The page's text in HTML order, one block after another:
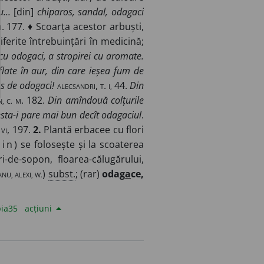
[din] chiparos, sandal, odagaci
. 177. ♦ Scoarța acestor arbuști,
întrebuințări în medicină;
odogaci, a stropirei cu aromate.
în aur, din care ieșea fum de
de odogaci! ALECSANDRI, T. I, 44.Din
C. M. 182.Din amîndouă colțurile
i pare mai bun decît odagaciul.
, 197. 2. Plantă erbacee cu flori
) se folosește și la scoaterea
sopon, floarea-călugărului,
ALEXI, W.) subst.; (rar)odagace,
acțiuni